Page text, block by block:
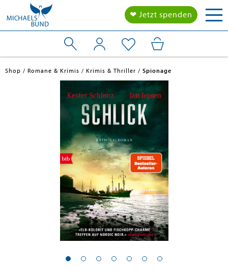
❤ Jetzt spenden
Shop Romane & Krimis Krimis & Thriller Spionage